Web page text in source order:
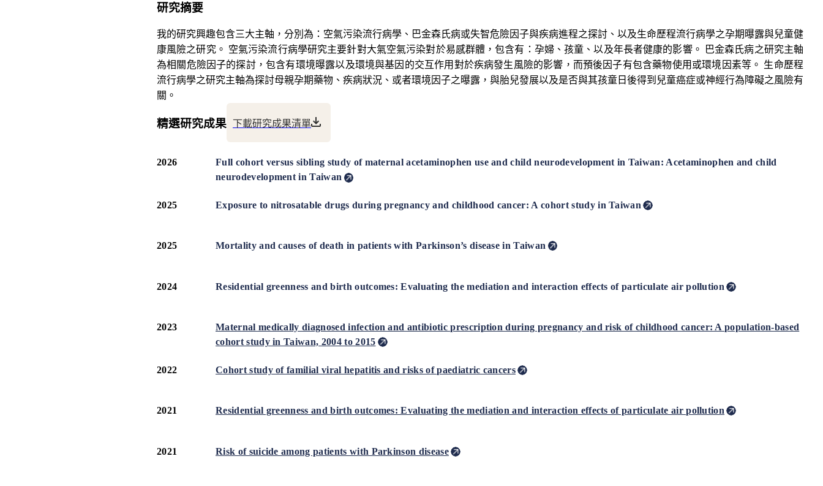
研究摘要
我的研究興趣包含三大主軸，分別為：空氣污染流行病學、巴金森氏病或失智危險因子與疾病進程之探討、以及生命歷程流行病學之孕期曝露與兒童健
康風險之研究。 空氣污染流行病學研究主要針對大氣空氣污染對於易感群體，包含有：孕婦、孩童、以及年長者健康的影響。 巴金森氏病之研究主軸
為相關危險因子的探討，包含有環境曝露以及環境與基因的交互作用對於疾病發生風險的影響，而預後因子有包含藥物使用或環境因素等。 生命歷程
流行病學之研究主軸為探討母親孕期藥物、疾病狀況、或者環境因子之曝露，與胎兒發展以及是否與其孩童日後得到兒童癌症或神經行為障礙之風險有
關。
精選研究成果 下載研究成果清單
2026
Full cohort versus sibling study of maternal acetaminophen use and child neurodevelopment in Taiwan: Acetaminophen and child
neurodevelopment in Taiwan
2025 Exposure to nitrosatable drugs during pregnancy and childhood cancer: A cohort study in Taiwan
2025 Mortality and causes of death in patients with Parkinson’s disease in Taiwan
2024 Residential greenness and birth outcomes: Evaluating the mediation and interaction effects of particulate air pollution
2023
Maternal medically diagnosed infection and antibiotic prescription during pregnancy and risk of childhood cancer: A population-based
cohort study in Taiwan, 2004 to 2015
2022 Cohort study of familial viral hepatitis and risks of paediatric cancers
2021 Residential greenness and birth outcomes: Evaluating the mediation and interaction effects of particulate air pollution
2021 Risk of suicide among patients with Parkinson disease